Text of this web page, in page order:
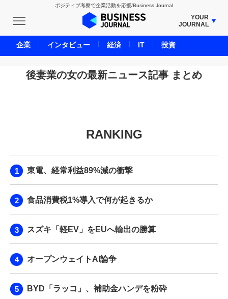
ポジティブ考察で企業活動を応援/Business Journal
YOUR
JOURNAL
BUSINESS JOURNAL
UNICORN JOURNAL
CARBON CREDITS JOURNAL
LIFE ENDING JOURNAL
BPaaS JOURNAL
後妻業の女の最新ニュース記事 まとめ
RANKING
東電、経常利益89%減の衝撃
食品消費税1%導入で何が起きるか
スズキ「軽EV」をEUへ輸出の勝算
オープンウェイトAI論争
BYD「ラッコ」、補助金ハンデを粉砕
企業 インタビュー 経済 IT 投資